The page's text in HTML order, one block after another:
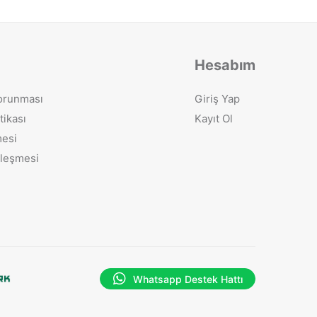
Hesabım
Giriş Yap
Kayıt Ol
Whatsapp Destek Hattı